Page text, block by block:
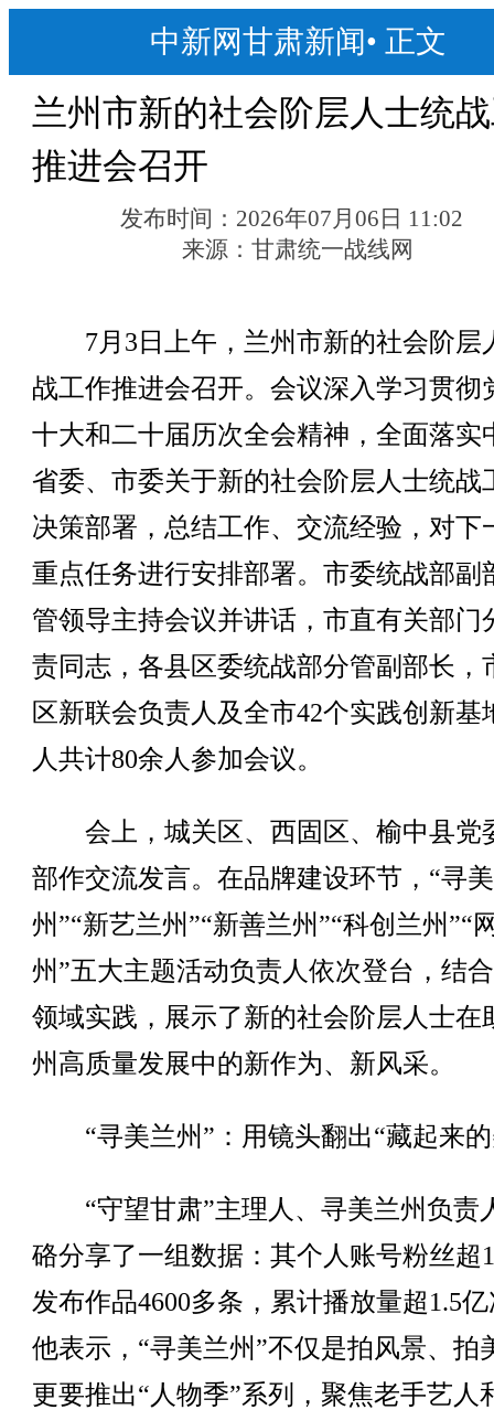
中新网甘肃新闻• 正文
兰州市新的社会阶层人士统
推进会召开
发布时间： 2026年07月06日 11:02
来源： 甘肃统一战线网
7月3日上午，兰州市新的社会阶层
战工作推进会召开。会议深入学习贯彻
十大和二十届历次全会精神，全面落实
省委、市委关于新的社会阶层人士统战
决策部署，总结工作、交流经验，对下
重点任务进行安排部署。市委统战部副
管领导主持会议并讲话，市直有关部门
责同志，各县区委统战部分管副部长，
区新联会负责人及全市42个实践创新基
人共计80余人参加会议。
会上，城关区、西固区、榆中县党
部作交流发言。在品牌建设环节，“寻
州”“新艺兰州”“新善兰州”“科创兰州”“
州”五大主题活动负责人依次登台，结
领域实践，展示了新的社会阶层人士在
州高质量发展中的新作为、新风采。
“寻美兰州”：用镜头翻出“藏起来的
“守望甘肃”主理人、寻美兰州负责
硌分享了一组数据：其个人账号粉丝超
发布作品4600多条，累计播放量超1.5
他表示，“寻美兰州”不仅是拍风景、拍
更要推出“人物季”系列，聚焦老手艺人